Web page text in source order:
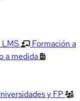
LMS
Formación a
a medida
y FP